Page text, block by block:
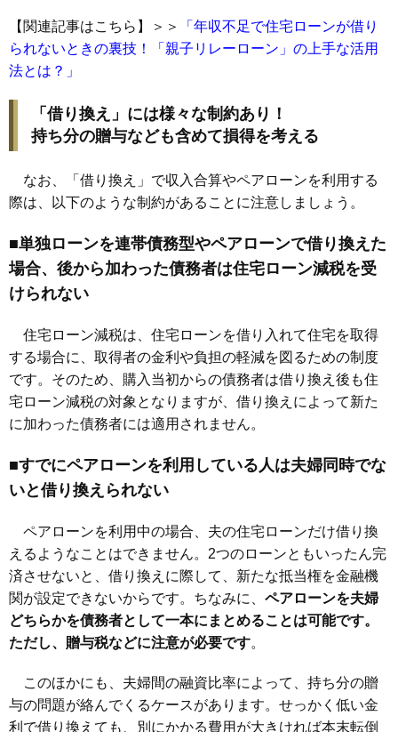
【関連記事はこちら】＞＞
「年収不足で住宅ローンが借り
られないときの裏技！「親子リレーローン」の上手な活用
法とは？」
「借り換え」には様々な制約あり！
持ち分の贈与なども含めて損得を考える
なお、「借り換え」で収入合算やペアローンを利用する
際は、以下のような制約があることに注意しましょう。
■単独ローンを連帯債務型やペアローンで借り換えた
場合、後から加わった債務者は住宅ローン減税を受
けられない
住宅ローン減税は、住宅ローンを借り入れて住宅を取得
する場合に、取得者の金利や負担の軽減を図るための制度
です。そのため、購入当初からの債務者は借り換え後も住
宅ローン減税の対象となりますが、借り換えによって新た
に加わった債務者には適用されません。
■すでにペアローンを利用している人は夫婦同時でな
いと借り換えられない
ペアローンを利用中の場合、夫の住宅ローンだけ借り換
えるようなことはできません。2つのローンともいったん完
済させないと、借り換えに際して、新たな抵当権を金融機
関が設定できないからです。ちなみに、 ペアローンを夫婦
どちらかを債務者として一本にまとめることは可能です。
ただし、贈与税などに注意が必要です。
このほかにも、夫婦間の融資比率によって、持ち分の贈
与の問題が絡んでくるケースがあります。せっかく低い金
利で借り換えても、別にかかる費用が大きければ本末転倒